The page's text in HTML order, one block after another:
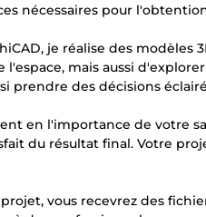
nécessaires pour
je réalise des
mais aussi
prendre des décisions
en l'importance de votre
du résultat final. Votre
vous recevrez des